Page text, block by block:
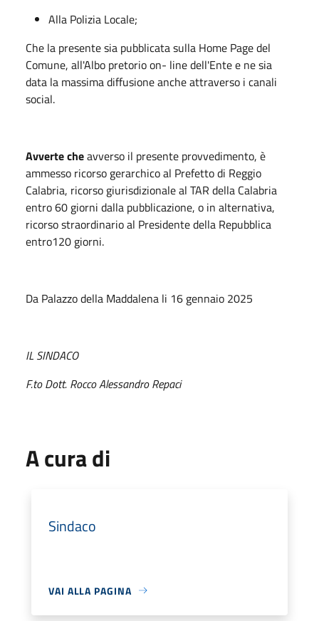
Alla Polizia Locale;
Che la presente sia pubblicata sulla Home Page del
Comune, all'Albo pretorio on- line dell'Ente e ne sia
data la massima diffusione anche attraverso i canali
social.
Avverte cheavverso il presente provvedimento, è
ammesso ricorso gerarchico al Prefetto di Reggio
Calabria, ricorso giurisdizionale al TAR della Calabria
entro 60 giorni dalla pubblicazione, o in alternativa,
ricorso straordinario al Presidente della Repubblica
entro120 giorni.
Da Palazzo della Maddalena li 16 gennaio 2025
IL SINDACO
F.to Dott. Rocco Alessandro Repaci
A cura di
Sindaco
VAI ALLA PAGINA